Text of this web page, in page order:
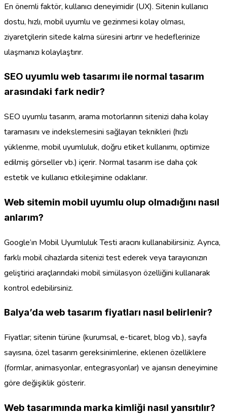
En önemli faktör, kullanıcı deneyimidir (UX). Sitenin kullanıcı
dostu, hızlı, mobil uyumlu ve gezinmesi kolay olması,
ziyaretçilerin sitede kalma süresini artırır ve hedeflerinize
ulaşmanızı kolaylaştırır.
SEO uyumlu web tasarımı ile normal tasarım
arasındaki fark nedir?
SEO uyumlu tasarım, arama motorlarının sitenizi daha kolay
taramasını ve indekslemesini sağlayan teknikleri (hızlı
yüklenme, mobil uyumluluk, doğru etiket kullanımı, optimize
edilmiş görseller vb.) içerir. Normal tasarım ise daha çok
estetik ve kullanıcı etkileşimine odaklanır.
Web sitemin mobil uyumlu olup olmadığını nasıl
anlarım?
Google’ın Mobil Uyumluluk Testi aracını kullanabilirsiniz. Ayrıca,
farklı mobil cihazlarda sitenizi test ederek veya tarayıcınızın
geliştirici araçlarındaki mobil simülasyon özelliğini kullanarak
kontrol edebilirsiniz.
Balya’da web tasarım fiyatları nasıl belirlenir?
Fiyatlar; sitenin türüne (kurumsal, e-ticaret, blog vb.), sayfa
sayısına, özel tasarım gereksinimlerine, eklenen özelliklere
(formlar, animasyonlar, entegrasyonlar) ve ajansın deneyimine
göre değişiklik gösterir.
Web tasarımında marka kimliği nasıl yansıtılır?